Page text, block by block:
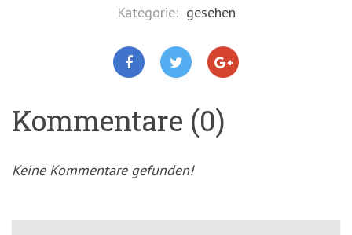
Kategorie: gesehen
Kommentare (0)
Keine Kommentare gefunden!